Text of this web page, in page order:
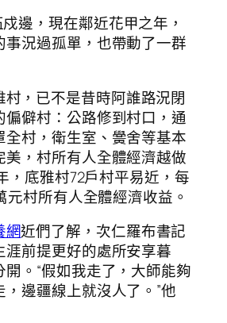
邊，現在鄰近花甲之年，
事況過孤單，也帶動了一群
村，已不是昔時阿誰路況閉
偏僻村：公路修到村口，通
全村，衛生室、黌舍等基本
美，村所有人全體經濟越做
，底雅村72戶村平易近，每
元村所有人全體經濟收益。
網近們了解，次仁羅布書記
涯前提更好的處所安享暮
。“假如我走了，大師能夠
邊疆線上就沒人了。”他